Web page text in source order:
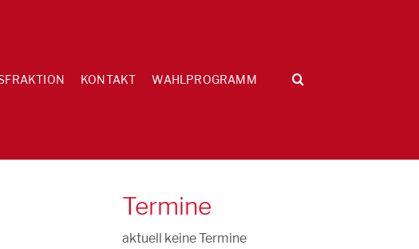
KONTAKT WAHLPROGRAMM
Termine
aktuell keine Termine